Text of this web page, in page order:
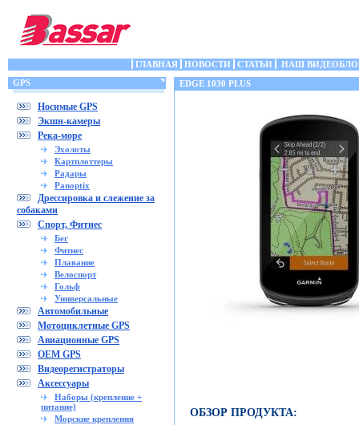
ГЛАВНАЯ НОВОСТИ СТАТЬИ
НАШ
GPS
Носимые GPS
Экшн-камеры
Река-море
Эхолоты
Картплоттеры
Радары
Panoptix
Дрессировка и слежение за
собаками
Спорт, Фитнес
Бег
Фитнес
Плавание
Велоспорт
Гольф
Универсальные
Автомобильные
Мотоциклетные GPS
Авиационные GPS
OEM GPS
Видеорегистраторы
Аксессуары
Наборы (крепление +
питание)
Морские крепления
EDGE 1030 PLUS
ОБЗОР ПРОДУКТА: